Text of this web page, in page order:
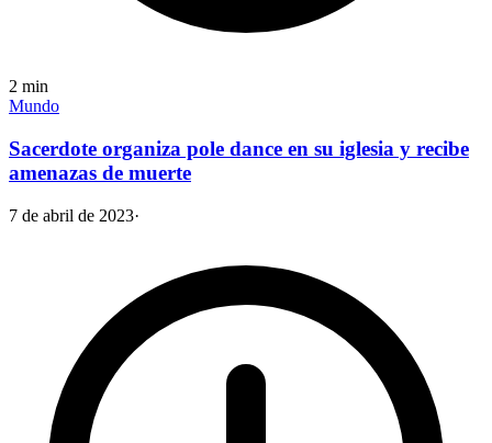
2 min
Mundo
Sacerdote organiza pole dance en su iglesia y recibe
amenazas de muerte
7 de abril de 2023·